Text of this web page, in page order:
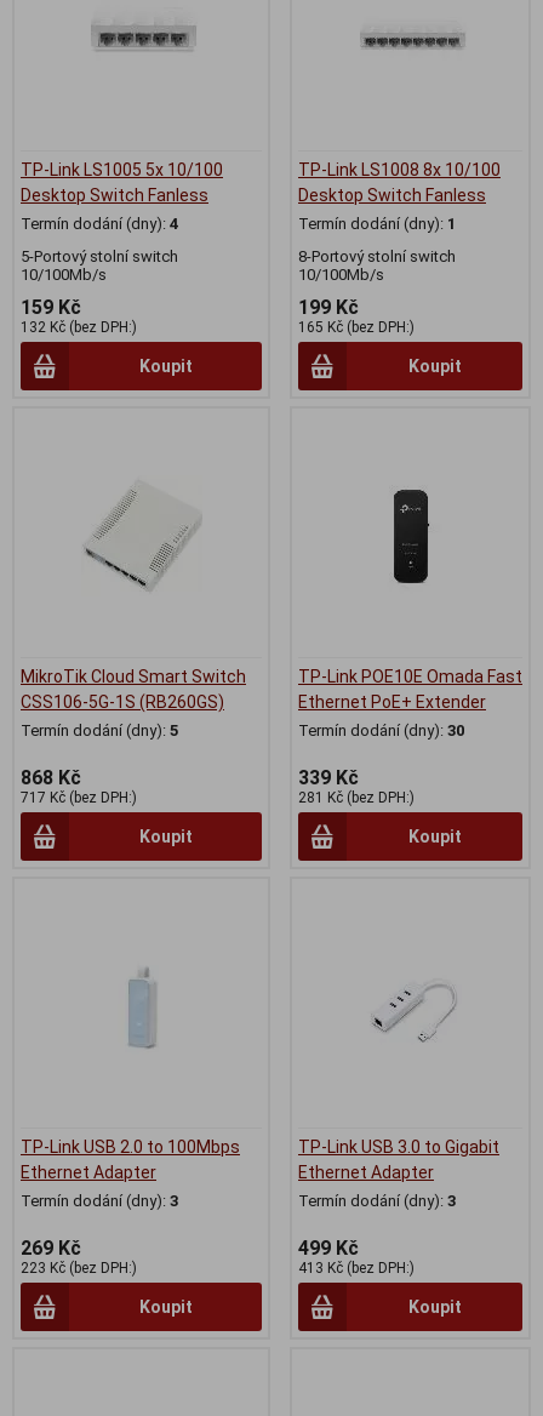
TP-Link LS1005 5x 10/100
Desktop Switch Fanless
Termín dodání (dny): 4
5-Portový stolní switch
10/100Mb/s
159 Kč
132 Kč (bez DPH:)
Koupit
TP-Link LS1008 8x 10/100
Desktop Switch Fanless
Termín dodání (dny): 1
8-Portový stolní switch
10/100Mb/s
199 Kč
165 Kč (bez DPH:)
Koupit
MikroTik Cloud Smart Switch
CSS106-5G-1S (RB260GS)
Termín dodání (dny): 5
868 Kč
717 Kč (bez DPH:)
Koupit
TP-Link POE10E Omada Fast
Ethernet PoE+ Extender
Termín dodání (dny): 30
339 Kč
281 Kč (bez DPH:)
Koupit
TP-Link USB 2.0 to 100Mbps
Ethernet Adapter
Termín dodání (dny): 3
269 Kč
223 Kč (bez DPH:)
Koupit
TP-Link USB 3.0 to Gigabit
Ethernet Adapter
Termín dodání (dny): 3
499 Kč
413 Kč (bez DPH:)
Koupit